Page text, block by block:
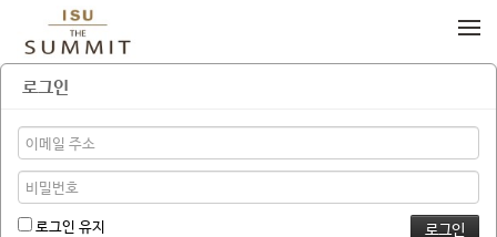
로그인
로그인 유지